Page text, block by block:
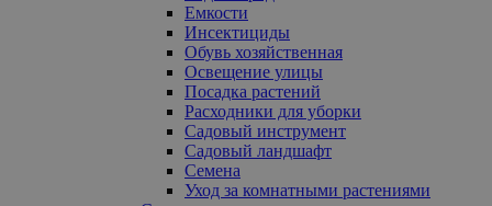
Емкости
Инсектициды
Обувь хозяйственная
Освещение улицы
Посадка растений
Расходники для уборки
Садовый инструмент
Садовый ландшафт
Семена
Уход за комнатными растениями